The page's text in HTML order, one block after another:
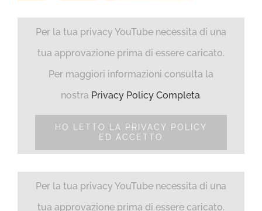
Per la tua privacy YouTube necessita di una
tua approvazione prima di essere caricato.
Per maggiori informazioni consulta la
nostra Privacy Policy Completa.
HO LETTO LA PRIVACY POLICY
ED ACCETTO
Per la tua privacy YouTube necessita di una
tua approvazione prima di essere caricato.